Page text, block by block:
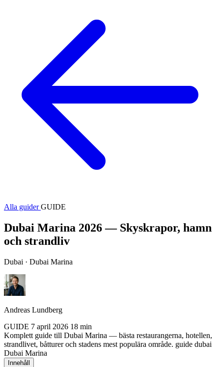
Alla guiderGUIDE
Dubai Marina 2026 — Skyskrapor, hamn
och strandliv
Dubai · Dubai Marina
Andreas Lundberg
GUIDE 7 april 2026 18 min
Komplett guide till Dubai Marina — bästa restaurangerna, hotellen,
strandlivet, båtturer och stadens mest populära område. guide dubai
Dubai Marina
Innehåll